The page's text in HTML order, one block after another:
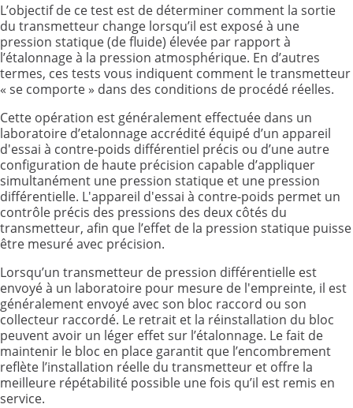
L’objectif de ce test est de déterminer comment la sortie
du transmetteur change lorsqu’il est exposé à une
pression statique (de fluide) élevée par rapport à
l’étalonnage à la pression atmosphérique. En d’autres
termes, ces tests vous indiquent comment le transmetteur
« se comporte » dans des conditions de procédé réelles.
Cette opération est généralement effectuée dans un
laboratoire d’etalonnage accrédité équipé d’un appareil
d'essai à contre-poids différentiel précis ou d’une autre
configuration de haute précision capable d’appliquer
simultanément une pression statique et une pression
différentielle. L'appareil d'essai à contre-poids permet un
contrôle précis des pressions des deux côtés du
transmetteur, afin que l’effet de la pression statique puisse
être mesuré avec précision.
Lorsqu’un transmetteur de pression différentielle est
envoyé à un laboratoire pour mesure de l'empreinte, il est
généralement envoyé avec son bloc raccord ou son
collecteur raccordé. Le retrait et la réinstallation du bloc
peuvent avoir un léger effet sur l’étalonnage. Le fait de
maintenir le bloc en place garantit que l’encombrement
reflète l’installation réelle du transmetteur et offre la
meilleure répétabilité possible une fois qu’il est remis en
service.